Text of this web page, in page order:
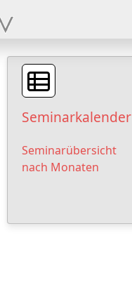
Seminarkalender
Seminarübersicht
nach Monaten